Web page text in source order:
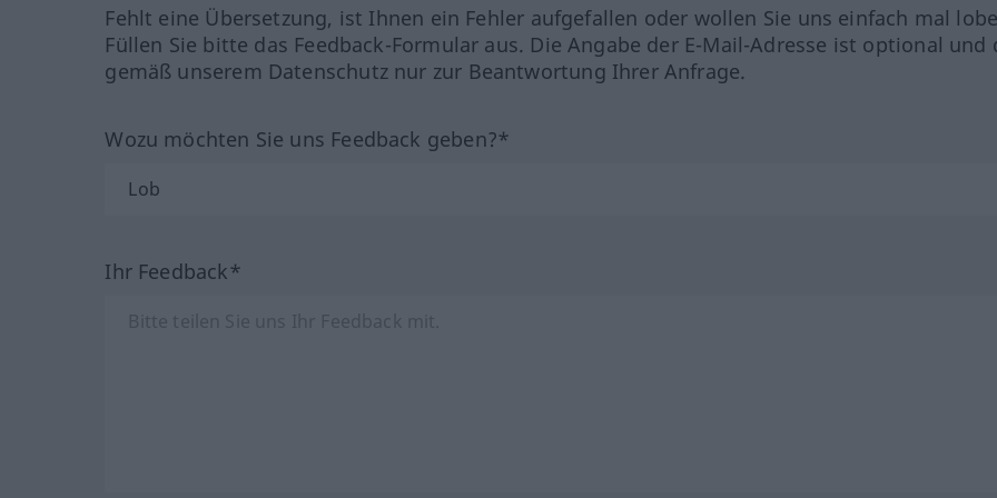
Fehlt eine Übersetzung, ist Ihnen ein Fehler aufgefallen oder wollen Sie uns einfach mal
Füllen Sie bitte das Feedback-Formular aus. Die Angabe der E-Mail-Adresse ist optional und
gemäß unserem Datenschutz nur zur Beantwortung Ihrer Anfrage.
Wozu möchten Sie uns Feedback geben?*
Ihr Feedback*